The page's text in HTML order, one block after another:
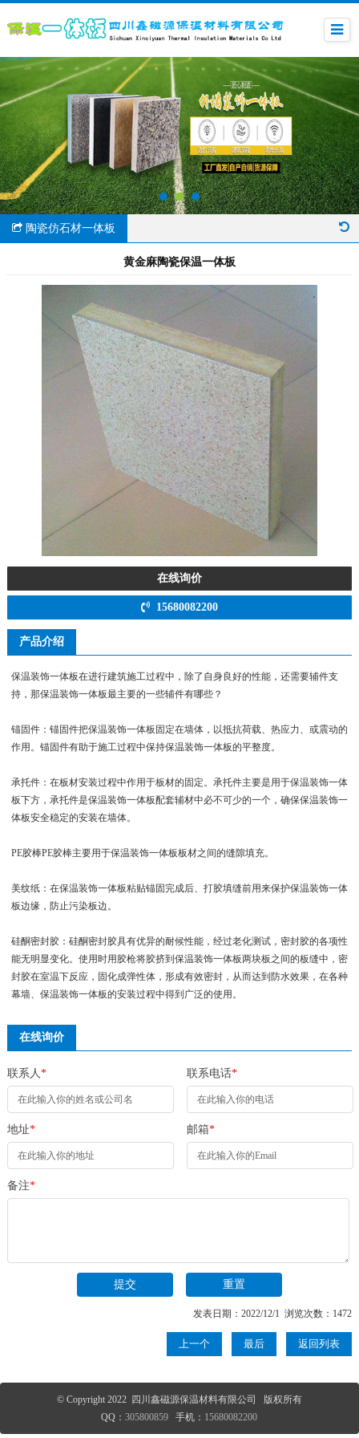
陶瓷仿石材一体板
黄金麻陶瓷保温一体板
在线询价
15680082200
产品介绍
保温装饰一体板在进行建筑施工过程中，除了自身良好的性能，还需要辅件支
持，那保温装饰一体板最主要的一些辅件有哪些？
锚固件：锚固件把保温装饰一体板固定在墙体，以抵抗荷载、热应力、或震动的
作用。锚固件有助于施工过程中保持保温装饰一体板的平整度。
承托件：在板材安装过程中作用于板材的固定。承托件主要是用于保温装饰一体
板下方，承托件是保温装饰一体板配套辅材中必不可少的一个，确保保温装饰一
体板安全稳定的安装在墙体。
PE胶棒PE胶棒主要用于保温装饰一体板板材之间的缝隙填充。
美纹纸：在保温装饰一体板粘贴锚固完成后、打胶填缝前用来保护保温装饰一体
板边缘，防止污染板边。
硅酮密封胶：硅酮密封胶具有优异的耐候性能，经过老化测试，密封胶的各项性
能无明显变化。使用时用胶枪将胶挤到保温装饰一体板两块板之间的板缝中，密
封胶在室温下反应，固化成弹性体，形成有效密封，从而达到防水效果，在各种
幕墙、保温装饰一体板的安装过程中得到广泛的使用。
在线询价
联系人* 联系电话*
地址* 邮箱*
备注*
发表日期：2022/12/1 浏览次数：1472
上一个 最后 返回列表
© Copyright 2022 四川鑫磁源保温材料有限公司 版权所有
QQ：305800859 手机： 15680082200